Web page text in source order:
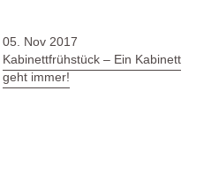
05. Nov 2017
Kabinettfrühstück – Ein Kabinett
geht immer!